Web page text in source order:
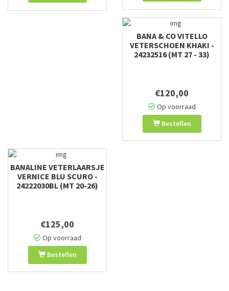
BANA & CO VITELLO
VETERSCHOEN KHAKI -
24232516 (MT 27 - 33)
€120,00
Op voorraad
Bestellen
BANALINE VETERLAARSJE
VERNICE BLU SCURO -
24222030BL (MT 20-26)
€125,00
Op voorraad
Bestellen